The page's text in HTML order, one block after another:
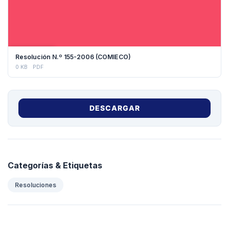
Resolución N.º 155-2006 (COMIECO)
0 KB PDF
DESCARGAR
Categorías & Etiquetas
Resoluciones